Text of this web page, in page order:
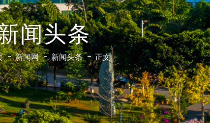
闻头条
新闻网 新闻头条 正文